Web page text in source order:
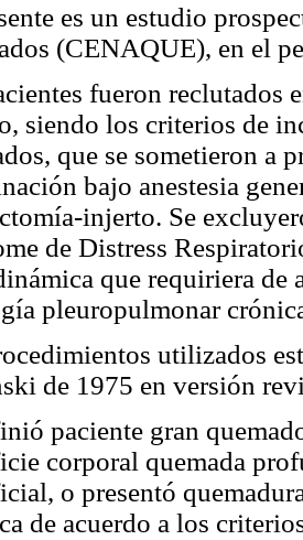
es un estudio
(CENAQUE), en el
fueron reclutados
siendo los criterios de
que se sometieron a
bajo anestesia
injerto. Se
de Distress
que requiriera de
pleuropulmonar
utilizados
de 1975 en versión
paciente gran
corporal quemada
o presentó
de acuerdo a los